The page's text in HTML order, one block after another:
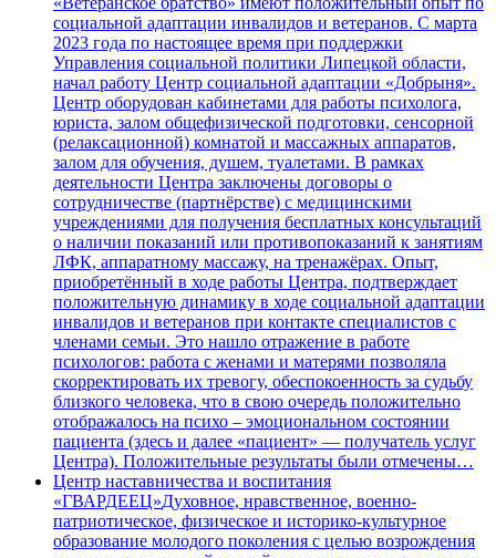
социальной адаптации инвалидов и ветеранов. С марта
2023 года по настоящее время при поддержки
Управления социальной политики Липецкой области,
начал работу Центр социальной адаптации «Добрыня».
Центр оборудован кабинетами для работы психолога,
юриста, залом общефизической подготовки, сенсорной
(релаксационной) комнатой и массажных аппаратов,
залом для обучения, душем, туалетами. В рамках
деятельности Центра заключены договоры о
сотрудничестве (партнёрстве) с медицинскими
учреждениями для получения бесплатных консультаций
о наличии показаний или противопоказаний к занятиям
ЛФК, аппаратному массажу, на тренажёрах. Опыт,
приобретённый в ходе работы Центра, подтверждает
положительную динамику в ходе социальной адаптации
инвалидов и ветеранов при контакте специалистов с
членами семьи. Это нашло отражение в работе
психологов: работа с женами и матерями позволяла
скорректировать их тревогу, обеспокоенность за судьбу
близкого человека, что в свою очередь положительно
отображалось на психо – эмоциональном состоянии
пациента (здесь и далее «пациент» — получатель услуг
Центра). Положительные результаты были отмечены…
Центр наставничества и воспитания
«ГВАРДЕЕЦ»Духовное, нравственное, военно-
патриотическое, физическое и историко-культурное
образование молодого поколения с целью возрождения